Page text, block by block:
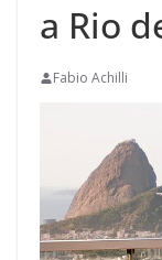
a Rio
Fabio Achilli